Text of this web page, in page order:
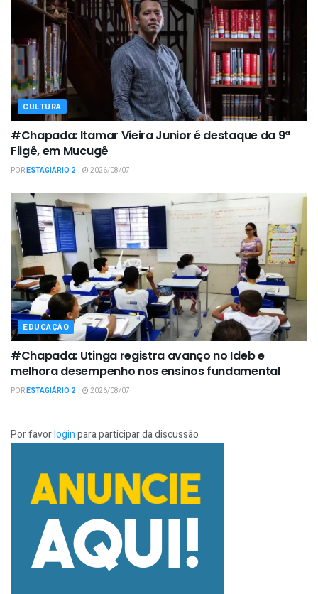
CULTURA
#Chapada: Itamar Vieira Junior é destaque da 9ª
Fligê, em Mucugê
PORESTAGIÁRIO 2 2026/08/07
EDUCAÇÃO
#Chapada: Utinga registra avanço no Ideb e
melhora desempenho nos ensinos fundamental
PORESTAGIÁRIO 2 2026/08/07
Por favorloginpara participar da discussão